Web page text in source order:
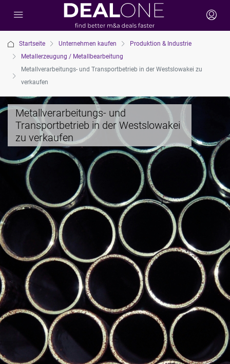
Startseite Unternehmen kaufen
Produktion & Industrie
Metallerzeugung / Metallbearbeitung
Metallverarbeitungs- und Transportbetrieb in der Westslowakei zu
verkaufen
Metallverarbeitungs- und
Transportbetrieb in der Westslowakei
zu verkaufen